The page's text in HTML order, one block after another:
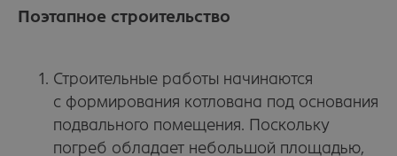
Поэтапное строительство
Строительные работы начинаются
с формирования котлована под основания
подвального помещения. Поскольку
погреб обладает небольшой площадью,